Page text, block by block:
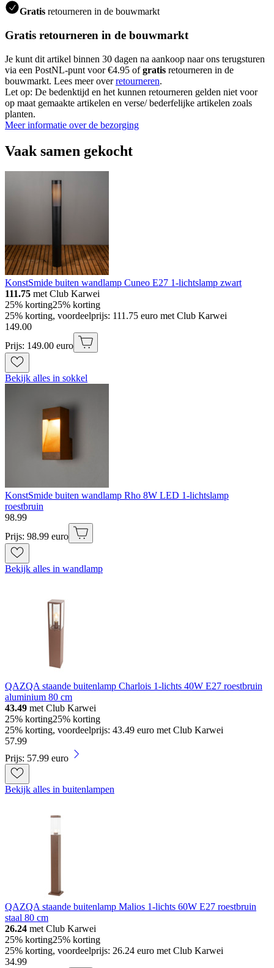
Gratis retourneren in de bouwmarkt
Gratis retourneren in de bouwmarkt
Je kunt dit artikel binnen 30 dagen na aankoop naar ons terugsturen
via een PostNL-punt voor €4.95 ofgratis retourneren in de
bouwmarkt. Lees meer overretourneren.
Let op: De bedenktijd en het kunnen retourneren gelden niet voor
op maat gemaakte artikelen en verse/ bederfelijke artikelen zoals
planten.
Meer informatie over de bezorging
Vaak samen gekocht
KonstSmide buiten wandlamp Cuneo E27 1-lichtslamp zwart
111.75 met Club Karwei
25% korting25% korting
25% korting, voordeelprijs: 111.75 euro met Club Karwei
149.00
Prijs: 149.00 euro
Bekijk alles in sokkel
KonstSmide buiten wandlamp Rho 8W LED 1-lichtslamp
roestbruin
98.99
Prijs: 98.99 euro
Bekijk alles in wandlamp
QAZQA staande buitenlamp Charlois 1-lichts 40W E27 roestbruin
aluminium 80 cm
43.49 met Club Karwei
25% korting25% korting
25% korting, voordeelprijs: 43.49 euro met Club Karwei
57.99
Prijs: 57.99 euro
Bekijk alles in buitenlampen
QAZQA staande buitenlamp Malios 1-lichts 60W E27 roestbruin
staal 80 cm
26.24 met Club Karwei
25% korting25% korting
25% korting, voordeelprijs: 26.24 euro met Club Karwei
34.99